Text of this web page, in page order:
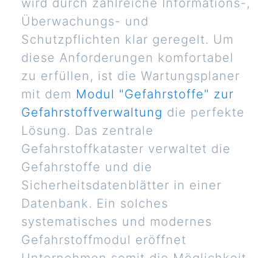
wird durch zahlreiche Informations-,
Überwachungs- und
Schutzpflichten klar geregelt. Um
diese Anforderungen komfortabel
zu erfüllen, ist die Wartungsplaner
mit dem Modul "Gefahrstoffe" zur
Gefahrstoffverwaltung die perfekte
Lösung. Das zentrale
Gefahrstoffkataster verwaltet die
Gefahrstoffe und die
Sicherheitsdatenblätter in einer
Datenbank. Ein solches
systematisches und modernes
Gefahrstoffmodul eröffnet